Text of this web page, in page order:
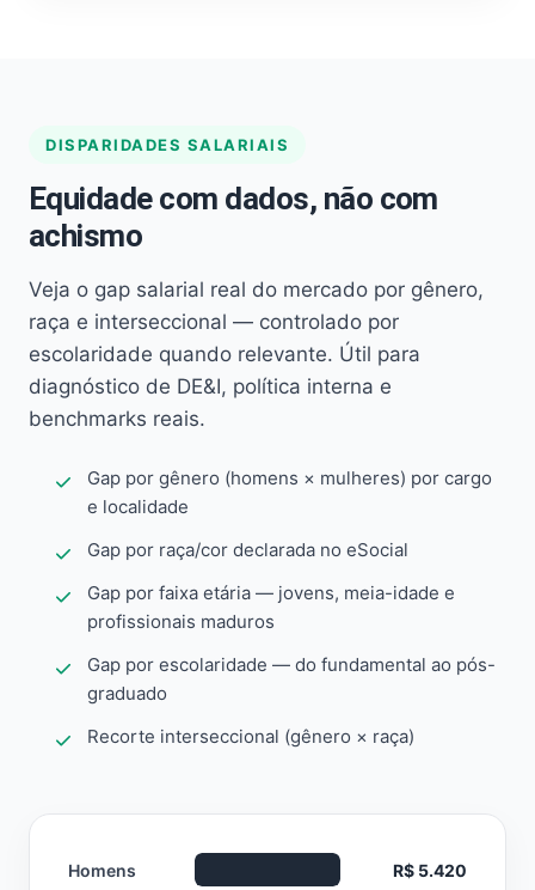
DISPARIDADES SALARIAIS
Equidade com dados, não com
achismo
Veja o gap salarial real do mercado por gênero,
raça e interseccional — controlado por
escolaridade quando relevante. Útil para
diagnóstico de DE&I, política interna e
benchmarks reais.
Gap por gênero (homens × mulheres) por cargo
e localidade
Gap por raça/cor declarada no eSocial
Gap por faixa etária — jovens, meia-idade e
profissionais maduros
Gap por escolaridade — do fundamental ao pós-
graduado
Recorte interseccional (gênero × raça)
Homens R$ 5.420